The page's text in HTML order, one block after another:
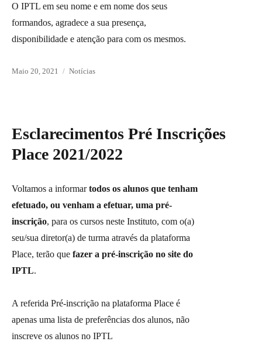
O IPTL em seu nome e em nome dos seus
formandos, agradece a sua presença,
disponibilidade e atenção para com os mesmos.
Posted
Maio 20, 2021 Categories
Notícias
Esclarecimentos Pré Inscrições
Place 2021/2022
Voltamos a informartodos os alunos que tenham
efetuado, ou venham a efetuar, uma pré-
inscrição, para os cursos neste Instituto, com o(a)
seu/sua diretor(a) de turma através da plataforma
Place, terão que fazer a pré-inscrição no site do
IPTL.
A referida Pré-inscrição na plataforma Place é
apenas uma lista de preferências dos alunos, não
inscreve os alunos no IPTL